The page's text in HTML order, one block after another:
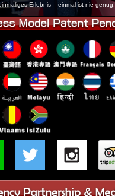
Erlebnis – einmal ist nie genug!